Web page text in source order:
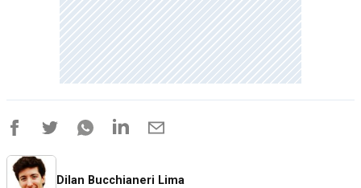
Dilan Bucchianeri Lima